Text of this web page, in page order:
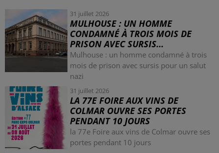
31 juillet 2026
MULHOUSE : UN HOMME
CONDAMNÉ À TROIS MOIS DE
PRISON AVEC SURSIS...
Mulhouse : un homme condamné à trois
mois de prison avec sursis pour un salut
nazi
31 juillet 2026
LA 77E FOIRE AUX VINS DE
COLMAR OUVRE SES PORTES
PENDANT 10 JOURS
la 77e Foire aux vins de Colmar ouvre ses
portes pendant 10 jours